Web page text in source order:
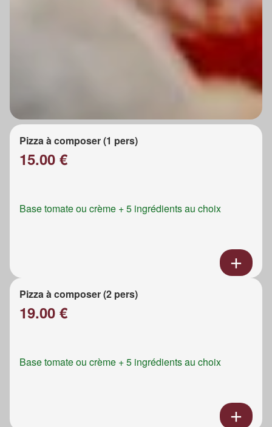
Pizza à composer (1 pers)
15.00 €
Base tomate ou crème + 5 ingrédients au choix
Pizza à composer (2 pers)
19.00 €
Base tomate ou crème + 5 ingrédients au choix